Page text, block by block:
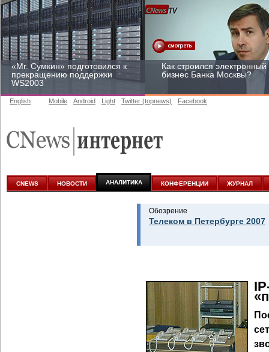
«Mr. Сумкин» подготовился к
прекращению поддержки
WS2003
Как строился электронный
бизнес Банка Москвы?
к аналитике
участвовать
English Mobile Android Light Twitter (topnews) Facebook
CNEWS НОВОСТИ АНАЛИТИКА КОНФЕРЕНЦИИ ЖУРНАЛ
Обозрение
Телеком в Петербурге 2007